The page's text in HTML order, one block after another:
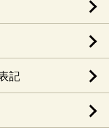
記